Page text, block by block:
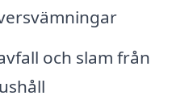
och slam från